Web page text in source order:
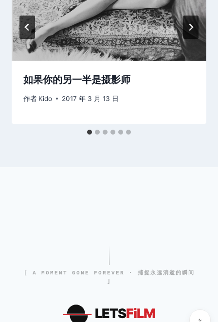
如果你的另一半是摄影师
作者 Kido 2017 年 3 月 13 日
[ A MOMENT GONE FOREVER · 捕捉永远消逝的瞬间
]
LETSFiLM